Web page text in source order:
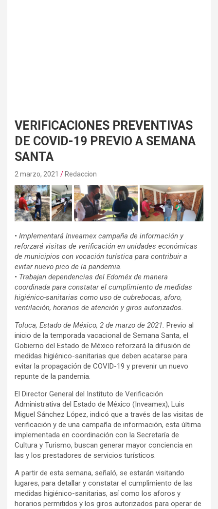
VERIFICACIONES PREVENTIVAS
DE COVID-19 PREVIO A SEMANA
SANTA
2 marzo, 2021 Redaccion
• Implementará Inveamex campaña de información y
reforzará visitas de verificación en unidades económicas
de municipios con vocación turística para contribuir a
evitar nuevo pico de la pandemia.
• Trabajan dependencias del Edoméx de manera
coordinada para constatar el cumplimiento de medidas
higiénico-sanitarias como uso de cubrebocas, aforo,
ventilación, horarios de atención y giros autorizados.
Toluca, Estado de México, 2 de marzo de 2021. Previo al
inicio de la temporada vacacional de Semana Santa, el
Gobierno del Estado de México reforzará la difusión de
medidas higiénico-sanitarias que deben acatarse para
evitar la propagación de COVID-19 y prevenir un nuevo
repunte de la pandemia.
El Director General del Instituto de Verificación
Administrativa del Estado de México (Inveamex), Luis
Miguel Sánchez López, indicó que a través de las visitas de
verificación y de una campaña de información, esta última
implementada en coordinación con la Secretaría de
Cultura y Turismo, buscan generar mayor conciencia en
las y los prestadores de servicios turísticos.
A partir de esta semana, señaló, se estarán visitando
lugares, para detallar y constatar el cumplimiento de las
medidas higiénico-sanitarias, así como los aforos y
horarios permitidos y los giros autorizados para operar de